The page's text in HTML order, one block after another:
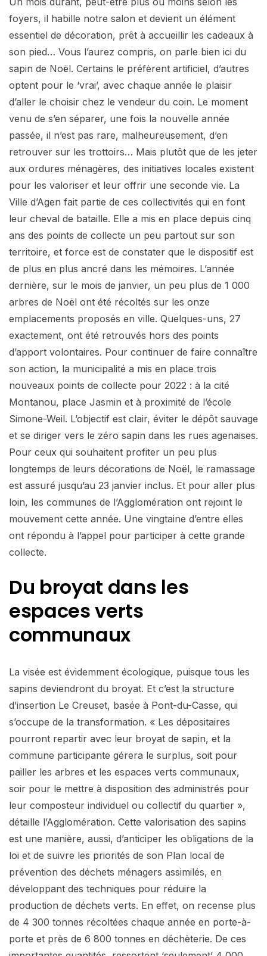
foyers, il habille notre salon et devient un élément
essentiel de décoration, prêt à accueillir les cadeaux à
son pied… Vous l’aurez compris, on parle bien ici du
sapin de Noël. Certains le préfèrent artificiel, d’autres
optent pour le ‘vrai’, avec chaque année le plaisir
d’aller le choisir chez le vendeur du coin. Le moment
venu de s’en séparer, une fois la nouvelle année
passée, il n’est pas rare, malheureusement, d’en
retrouver sur les trottoirs… Mais plutôt que de les jeter
aux ordures ménagères, des initiatives locales existent
pour les valoriser et leur offrir une seconde vie. La
Ville d’Agen fait partie de ces collectivités qui en font
leur cheval de bataille. Elle a mis en place depuis cinq
ans des points de collecte un peu partout sur son
territoire, et force est de constater que le dispositif est
de plus en plus ancré dans les mémoires. L’année
dernière, sur le mois de janvier, un peu plus de 1 000
arbres de Noël ont été récoltés sur les onze
emplacements proposés en ville. Quelques-uns, 27
exactement, ont été retrouvés hors des points
d’apport volontaires. Pour continuer de faire connaître
son action, la municipalité a mis en place trois
nouveaux points de collecte pour 2022 : à la cité
Montanou, place Jasmin et à proximité de l’école
Simone-Weil. L’objectif est clair, éviter le dépôt sauvage
et se diriger vers le zéro sapin dans les rues agenaises.
Pour ceux qui souhaitent profiter un peu plus
longtemps de leurs décorations de Noël, le ramassage
est assuré jusqu’au 23 janvier inclus. Et pour aller plus
loin, les communes de l’Agglomération ont rejoint le
mouvement cette année. Une vingtaine d’entre elles
ont répondu à l’appel pour participer à cette grande
collecte.
Du broyat dans les
espaces verts
communaux
La visée est évidemment écologique, puisque tous les
sapins deviendront du broyat. Et c’est la structure
d’insertion Le Creuset, basée à Pont-du-Casse, qui
s’occupe de la transformation. « Les dépositaires
pourront repartir avec leur broyat de sapin, et la
commune participante gérera le surplus, soit pour
pailler les arbres et les espaces verts communaux,
soir pour le mettre à disposition des administrés pour
leur composteur individuel ou collectif du quartier »,
détaille l’Agglomération. Cette valorisation des sapins
est une manière, aussi, d’anticiper les obligations de la
loi et de suivre les priorités de son Plan local de
prévention des déchets ménagers assimilés, en
développant des techniques pour réduire la
production de déchets verts. En effet, on recense plus
de 4 300 tonnes récoltées chaque année en porte-à-
porte et près de 6 800 tonnes en déchèterie. De ces